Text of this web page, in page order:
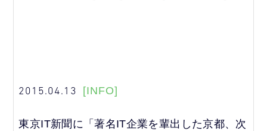
2015.04.13 [INFO]
東京IT新聞に「著名IT企業を輩出した京都、次